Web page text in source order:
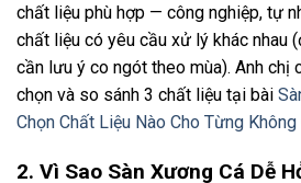
chất liệu phù hợp — công nghiệp, tự
chất liệu có yêu cầu xử lý khác nhau
cần lưu ý co ngót theo mùa). Anh chị
chọn và so sánh 3 chất liệu tại bài
Chọn Chất Liệu Nào Cho Từng Không
2. Vì Sao Sàn Xương Cá Dễ